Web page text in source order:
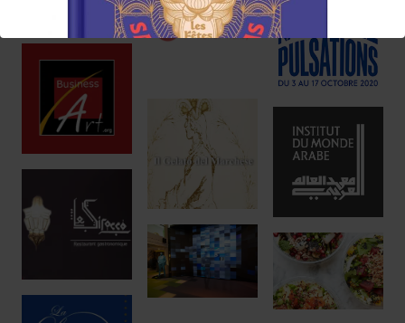
Réservez !